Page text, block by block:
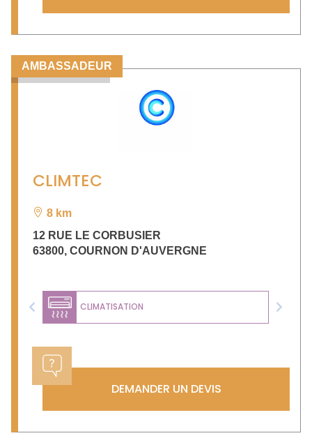
AMBASSADEUR
CLIMTEC
8 km
12 RUE LE CORBUSIER
63800, COURNON D'AUVERGNE
CLIMATISATION
Previous Next
DEMANDER UN DEVIS